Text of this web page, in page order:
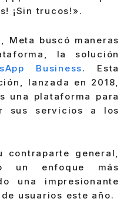
¡Sin trucos!».
Meta buscó maneras
la solución
Business. Esta
lanzada en 2018,
una plataforma para
sus servicios a los
general,
un enfoque más
una impresionante
usuarios este año.